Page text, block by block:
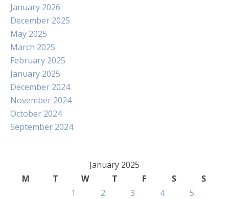
January 2026
December 2025
May 2025
March 2025
February 2025
January 2025
December 2024
November 2024
October 2024
September 2024
January 2025
M
T W T F S
S
1
2 3 4
5